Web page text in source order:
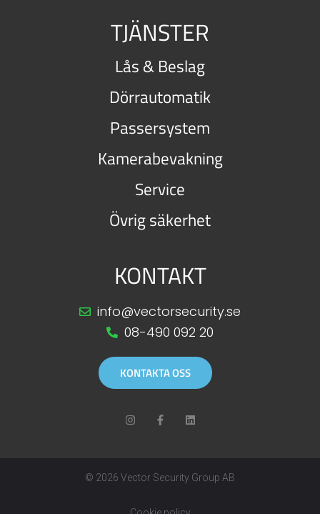
TJÄNSTER
Lås & Beslag
Dörrautomatik
Passersystem
Kamerabevakning
Service
Övrig säkerhet
KONTAKT
info@vectorsecurity.se
08-490 092 20
KONTAKTA OSS
© 2026 Vector Security Group AB